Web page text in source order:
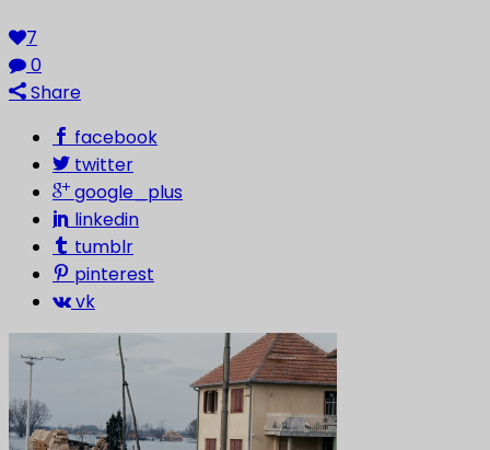
7
0
Share
facebook
twitter
google_plus
linkedin
tumblr
pinterest
vk